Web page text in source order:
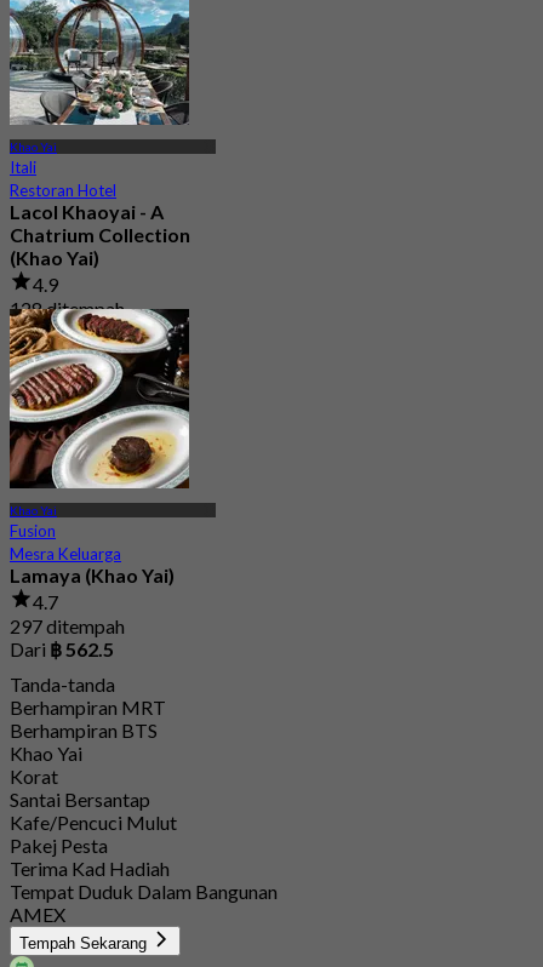
Khao Yai
Itali
Restoran Hotel
Lacol Khaoyai - A
Chatrium Collection
(Khao Yai)
4.9
128 ditempah
Dari฿ 1,500
Khao Yai
Fusion
Mesra Keluarga
Lamaya (Khao Yai)
4.7
297 ditempah
Dari ฿ 562.5
Tanda-tanda
Berhampiran MRT
Berhampiran BTS
Khao Yai
Korat
Santai Bersantap
Kafe/Pencuci Mulut
Pakej Pesta
Terima Kad Hadiah
Tempat Duduk Dalam Bangunan
AMEX
Tempah Sekarang